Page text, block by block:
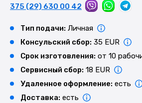
375 (29) 630 00 42
Тип подачи: Личная
Консульский сбор: 35 EUR
Срок изготовления: от 10
Сервисный сбор: 18 EUR
Удаленное оформление: есть
Доставка: есть